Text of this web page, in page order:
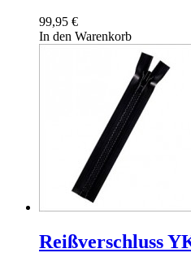
99,95 €
In den Warenkorb
Reißverschluss